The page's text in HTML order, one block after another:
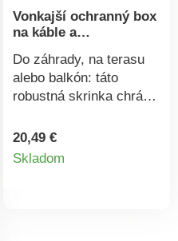
Vonkajší ochranný box
na káble a
Do záhrady, na terasu
alebo balkón: táto
robustná skrinka chráni
striekajúcou vodou,
nečistotami a prachom
20,49 €
Skladom